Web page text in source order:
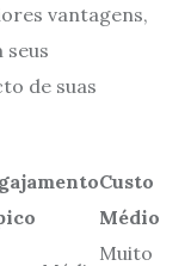
vantagens,
de suas
Custo
Médio
Muito